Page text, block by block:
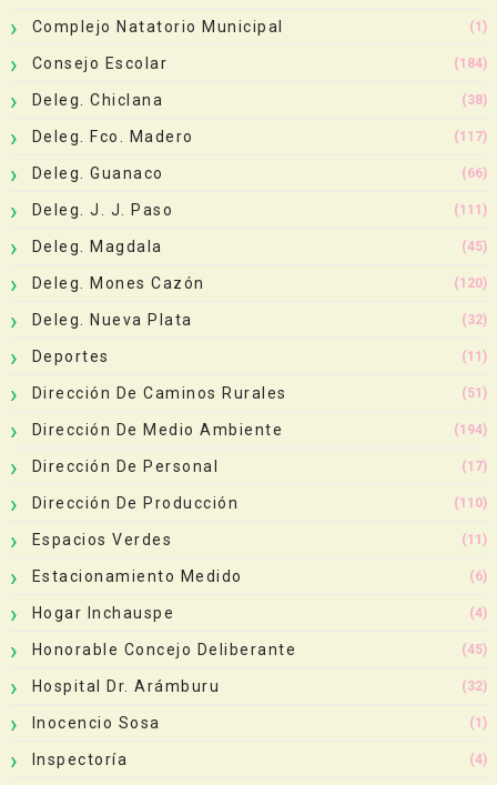
Complejo Natatorio Municipal (1)
Consejo Escolar (184)
Deleg. Chiclana (38)
Deleg. Fco. Madero (117)
Deleg. Guanaco (66)
Deleg. J. J. Paso (111)
Deleg. Magdala (45)
Deleg. Mones Cazón (120)
Deleg. Nueva Plata (32)
Deportes (11)
Dirección De Caminos Rurales (51)
Dirección De Medio Ambiente (194)
Dirección De Personal (17)
Dirección De Producción (110)
Espacios Verdes (11)
Estacionamiento Medido (6)
Hogar Inchauspe (4)
Honorable Concejo Deliberante (45)
Hospital Dr. Arámburu (32)
Inocencio Sosa (1)
Inspectoría (4)